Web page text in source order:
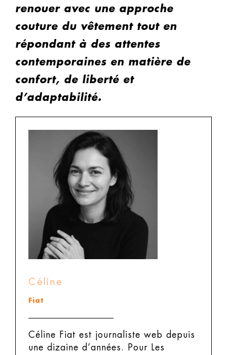
renouer avec une approche
couture du vêtement tout en
répondant à des attentes
contemporaines en matière de
confort, de liberté et
d’adaptabilité.
Céline
Fiat
Céline Fiat est journaliste web depuis
une dizaine d’années. Pour Les